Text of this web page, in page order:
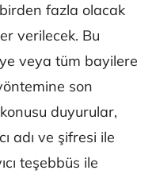
fazla olacak
verilecek. Bu
veya tüm bayilere
son
duyurular,
adı ve şifresi ile
teşebbüs ile